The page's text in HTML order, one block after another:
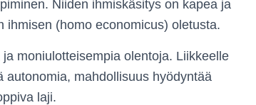
Niiden ihmiskäsitys on kapea ja
ihmisen (homo economicus) oletusta.
moniulotteisempia olentoja. Liikkeelle
autonomia, mahdollisuus hyödyntää
laji.